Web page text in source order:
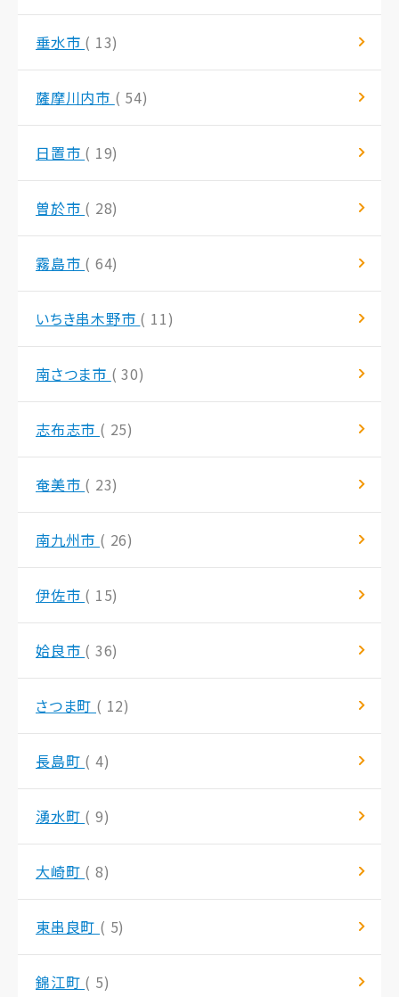
垂水市 ( 13)
薩摩川内市 ( 54)
日置市 ( 19)
曽於市 ( 28)
霧島市 ( 64)
いちき串木野市 ( 11)
南さつま市 ( 30)
志布志市 ( 25)
奄美市 ( 23)
南九州市 ( 26)
伊佐市 ( 15)
姶良市 ( 36)
さつま町 ( 12)
長島町 ( 4)
湧水町 ( 9)
大崎町 ( 8)
東串良町 ( 5)
錦江町 ( 5)